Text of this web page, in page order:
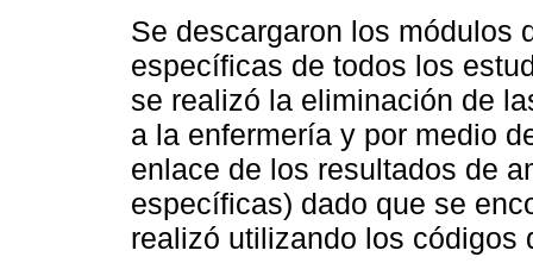
Se descargaron los módulos
específicas de todos los
se realizó la eliminación de
a la enfermería y por medio
enlace de los resultados de
específicas) dado que se
realizó utilizando los códigos